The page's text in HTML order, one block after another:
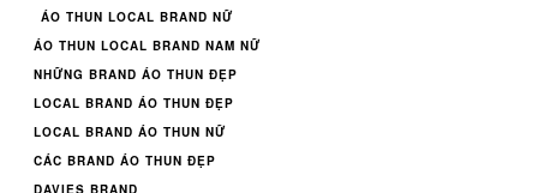
ÁO THUN LOCAL BRAND NỮ
ÁO THUN LOCAL BRAND NAM NỮ
NHỮNG BRAND ÁO THUN ĐẸP
LOCAL BRAND ÁO THUN ĐẸP
LOCAL BRAND ÁO THUN NỮ
CÁC BRAND ÁO THUN ĐẸP